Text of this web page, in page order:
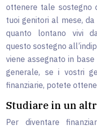
ottenere tale sostegno
tuoi genitori al mese,
quanto lontano vivi
questo sostegno
viene assegnato in
generale, se i vostri
finanziarie, potete
Studiare in un
Per diventare